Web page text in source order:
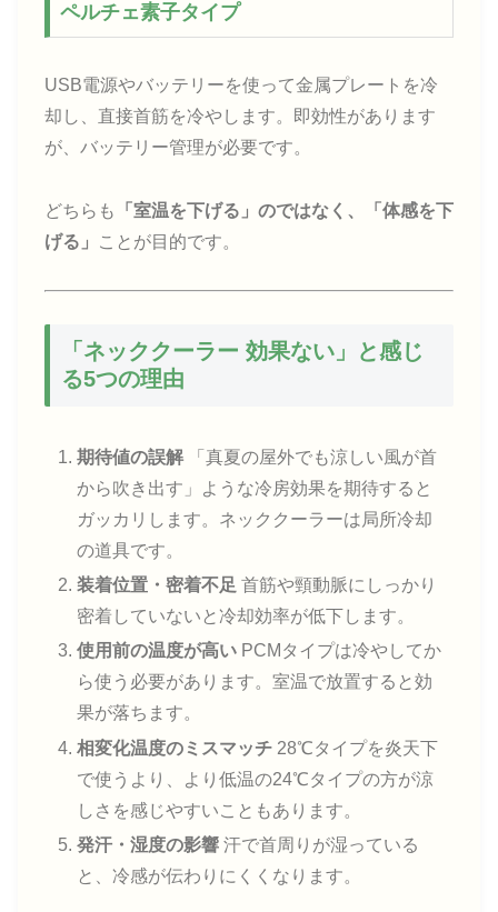
ペルチェ素子タイプ
USB電源やバッテリーを使って金属プレートを冷
却し、直接首筋を冷やします。即効性があります
が、バッテリー管理が必要です。
どちらも
「室温を下げる」のではなく、「体感を下
げる」
ことが目的です。
「ネッククーラー 効果ない」と感じ
る5つの理由
期待値の誤解 「真夏の屋外でも涼しい風が首
から吹き出す」ような冷房効果を期待すると
ガッカリします。ネッククーラーは局所冷却
の道具です。
装着位置・密着不足 首筋や頸動脈にしっかり
密着していないと冷却効率が低下します。
使用前の温度が高い PCMタイプは冷やしてか
ら使う必要があります。室温で放置すると効
果が落ちます。
相変化温度のミスマッチ 28℃タイプを炎天下
で使うより、より低温の24℃タイプの方が涼
しさを感じやすいこともあります。
発汗・湿度の影響 汗で首周りが湿っている
と、冷感が伝わりにくくなります。